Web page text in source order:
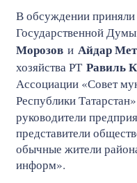
В обсуждении приняли
Государственной
Морозов и Айдар
хозяйства РТ Равиль
Ассоциации «Совет
Республики Татарстан»
руководители
представители
обычные жители
информ».